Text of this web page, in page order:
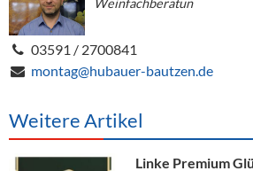
03591 / 2700841
montag@hubauer-bautzen.de
Weitere Artikel
Linke Premium